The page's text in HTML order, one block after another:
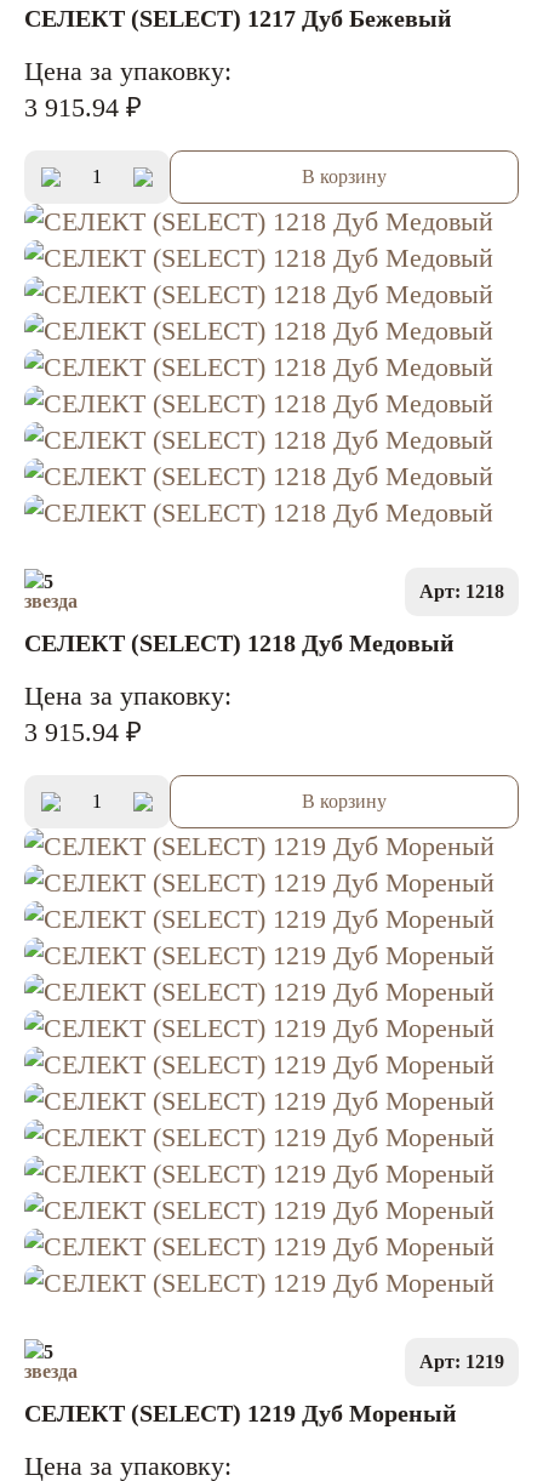
СЕЛЕКТ (SELECT) 1217 Дуб Бежевый
Цена за упаковку:
3 915.94 ₽
В корзину
5 Арт: 1218
СЕЛЕКТ (SELECT) 1218 Дуб Медовый
Цена за упаковку:
3 915.94 ₽
В корзину
5 Арт: 1219
СЕЛЕКТ (SELECT) 1219 Дуб Мореный
Цена за упаковку: